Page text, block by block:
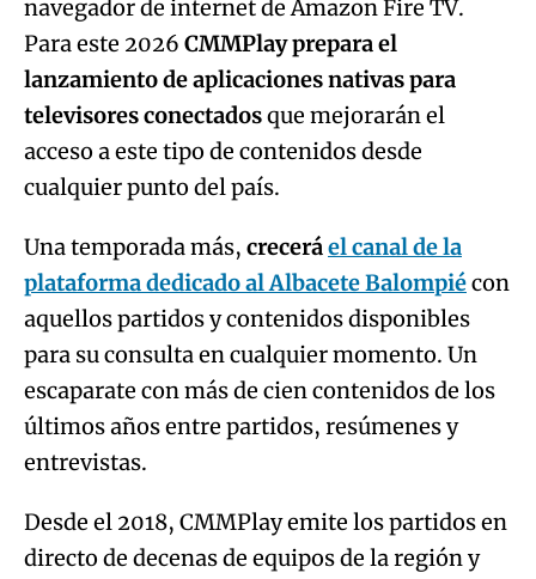
navegador de internet de Amazon Fire TV.
Para este 2026 CMMPlay prepara el
lanzamiento de aplicaciones nativas para
televisores conectadosque mejorarán el
acceso a este tipo de contenidos desde
cualquier punto del país.
Una temporada más, creceráel canal de la
plataforma dedicado al Albacete Balompiécon
aquellos partidos y contenidos disponibles
para su consulta en cualquier momento. Un
escaparate con más de cien contenidos de los
últimos años entre partidos, resúmenes y
entrevistas.
Desde el 2018, CMMPlay emite los partidos en
directo de decenas de equipos de la región y